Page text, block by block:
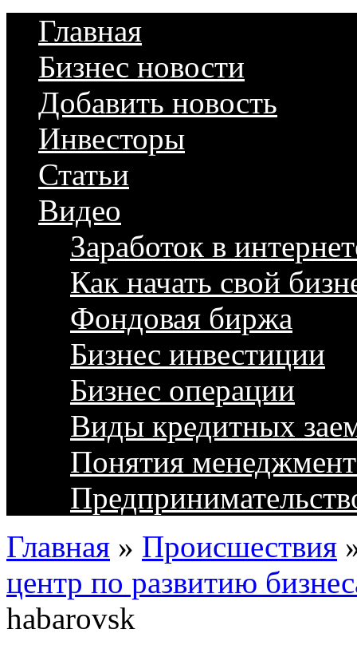
Главная
Бизнес новости
Добавить новость
Инвесторы
Статьи
Видео
Заработок в
Как начать свой
Фондовая биржа
Бизнес инвестиции
Бизнес операции
Виды кредитных
Понятия
Главная » Происшествия
центр по развитию
habarovsk